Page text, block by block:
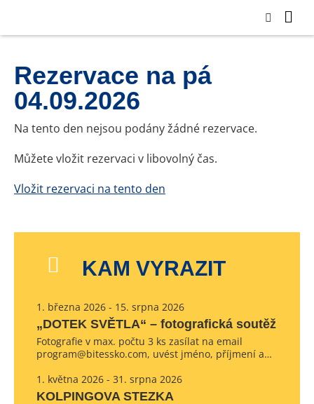
Rezervace na pá
04.09.2026
Na tento den nejsou podány žádné rezervace.
Můžete vložit rezervaci v libovolný čas.
Vložit rezervaci na tento den
KAM VYRAZIT
1. března 2026 - 15. srpna 2026
„DOTEK SVĚTLA“ – fotografická soutěž
Fotografie v max. počtu 3 ks zasílat na email
program@bitessko.com, uvést jméno, příjmení a…
1. května 2026 - 31. srpna 2026
KOLPINGOVA STEZKA